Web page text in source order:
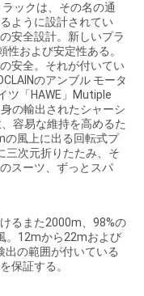
ックは、その名の通
ように設計されてい
安全設計。新しいプラ
および安定性ある。
安全。それが付いてい
のアンブル モータ
ツ「HAWE」Mutiple
の輸出されたシャーシ
容易な維持を高めるた
風上に出る回転式プ
三次元折りたたみ、そ
スーツ、ずっとスパ
るまた2000m、98%の
。12mから22mおよび
の範囲が付いている
保証する。